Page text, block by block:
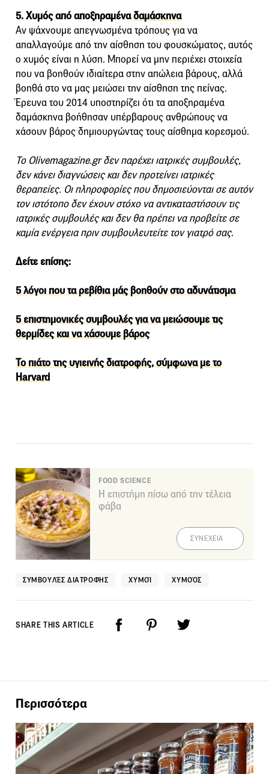
5. Χυμός από αποξηραμέναδαμάσκηνα
Αν ψάχνουμε απεγνωσμένα τρόπους για να
απαλλαγούμε από την αίσθηση του φουσκώματος, αυτός
ο χυμός είναι η λύση. Μπορεί να μην περιέχει στοιχεία
που να βοηθούν ιδιαίτερα στην απώλεια βάρους, αλλά
βοηθά στο να μας μειώσει την αίσθηση της πείνας.
Έρευνα του 2014 υποστηρίζει ότι τα αποξηραμένα
δαμάσκηνα βοήθησαν υπέρβαρους ανθρώπους να
χάσουν βάρος δημιουργώντας τους αίσθημα κορεσμού.
Το Olivemagazine.gr δεν παρέχει ιατρικές συμβουλές,
δεν κάνει διαγνώσεις και δεν προτείνει ιατρικές
θεραπείες. Οι πληροφορίες που δημοσιεύονται σε αυτόν
τον ιστότοπο δεν έχουν στόχο να αντικαταστήσουν τις
ιατρικές συμβουλές και δεν θα πρέπει να προβείτε σε
καμία ενέργεια πριν συμβουλευτείτε τον γιατρό σας.
Δείτε επίσης:
5 λόγοι που τα ρεβίθια μάς βοηθούν στο αδυνάτισμα
5 επιστημονικές συμβουλές για να μειώσουμε τις
θερμίδες και να χάσουμε βάρος
Το πιάτο της υγιεινής διατροφής, σύμφωνα με το
Harvard
FOOD SCIENCE
Η επιστήμη πίσω από την τέλεια
φάβα
ΣΥΝΕΧΕΙΑ
ΣΥΜΒΟΥΛΈΣ ΔΙΑΤΡΟΦΉΣ ΧΥΜΟΊ ΧΥΜΟΌΣ
SHARE THIS ARTICLE
Περισσότερα